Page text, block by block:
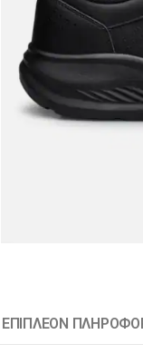
ΕΠΙΠΛΈΟΝ